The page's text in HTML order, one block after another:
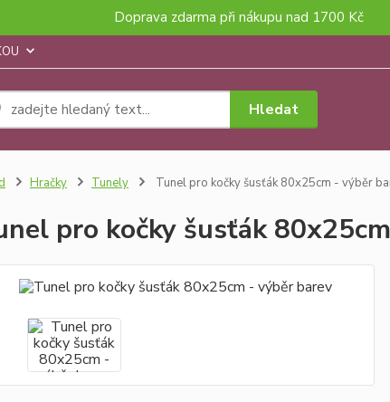
Doprava zdarma při nákupu nad 1700 Kč
Hledat
Hračky Tunely Tunel pro kočky šusťák 80x25cm - výběr
pro kočky šusťák